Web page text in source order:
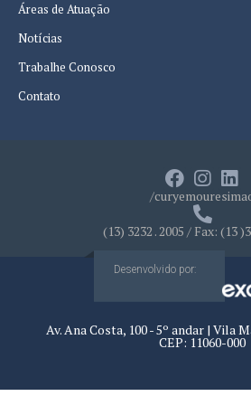
Áreas de Atuação
Notícias
Trabalhe Conosco
Contato
/
(13) 3232 . 2005 / Fax: (13
Desenvolvido por:
Av. Ana Costa, 100 - 5º andar | Vila
CEP: 11060-000